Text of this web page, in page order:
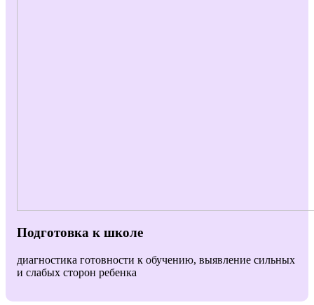
Подготовка к школе
диагностика готовности к обучению, выявление сильных
и слабых сторон ребенка